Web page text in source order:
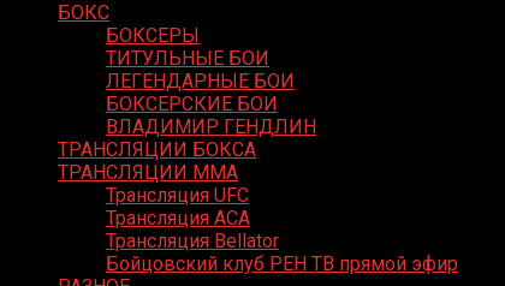
БОКС
БОКСЕРЫ
ТИТУЛЬНЫЕ БОИ
ЛЕГЕНДАРНЫЕ БОИ
БОКСЕРСКИЕ БОИ
ВЛАДИМИР ГЕНДЛИН
ТРАНСЛЯЦИИ БОКСА
ТРАНСЛЯЦИИ MMA
Трансляция UFC
Трансляция ACA
Трансляция Bellator
Бойцовский клуб РЕН ТВ прямой эфир